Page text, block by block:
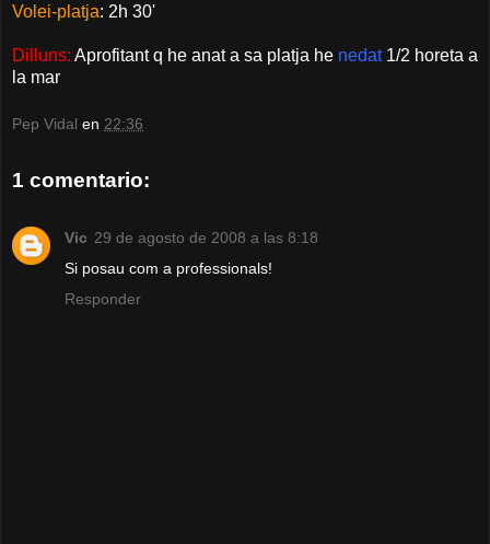
Volei-platja: 2h 30'
Dilluns: Aprofitant q he anat a sa platja he nedat 1/2 horeta a
la mar
Pep Vidal en 22:36
1 comentario:
Vic 29 de agosto de 2008 a las 8:18
Si posau com a professionals!
Responder